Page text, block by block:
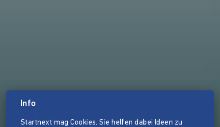
Info
Startnext mag Cookies. Sie helfen dabei Ideen zu